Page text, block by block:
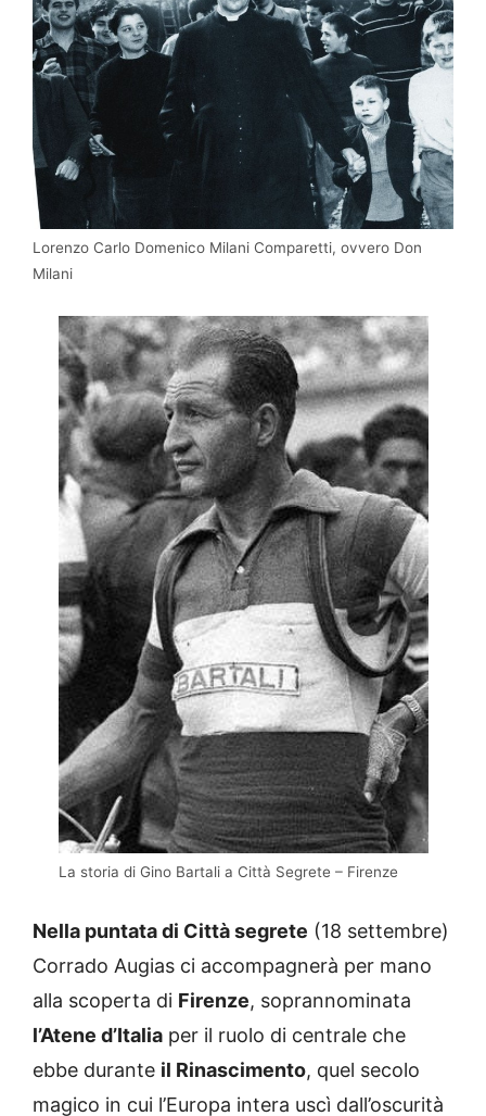
Lorenzo Carlo Domenico Milani Comparetti, ovvero Don
Milani
La storia di Gino Bartali a Città Segrete – Firenze
Nella puntata di Città segrete (18 settembre)
Corrado Augias ci accompagnerà per mano
alla scoperta di Firenze, soprannominata
l’Atene d’Italia per il ruolo di centrale che
ebbe durante il Rinascimento, quel secolo
magico in cui l’Europa intera uscì dall’oscurità